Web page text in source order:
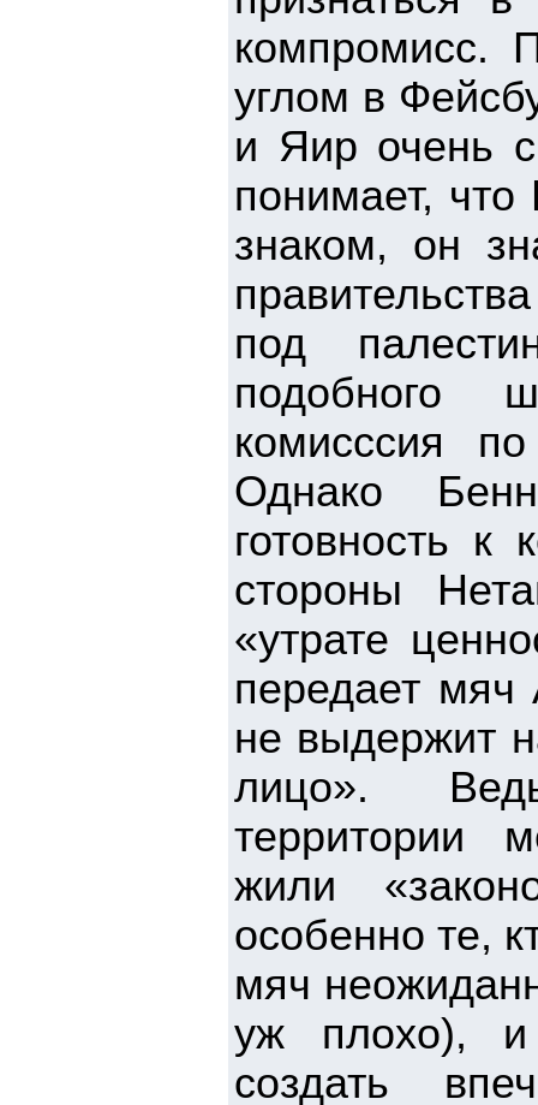
компромисс.
углом в
и Яир очень
понимает,
знаком, он
под
подобного
комисссия
Однако
готовность к
стороны
«утрате
передает мяч
не выдержит
лицо».
территории
жили
особенно те,
мяч
уж плохо), и
создать